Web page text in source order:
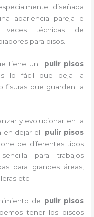
diseñada
apariencia pareja e
veces técnicas de
para pisos.
tiene un pulir pisos
lo fácil que deja la
fisuras que guarden la
y evolucionar en la
en dejar el pulir pisos
de diferentes tipos
para trabajos
para grandes áreas,
etc.
de pulir pisos
tener los discos